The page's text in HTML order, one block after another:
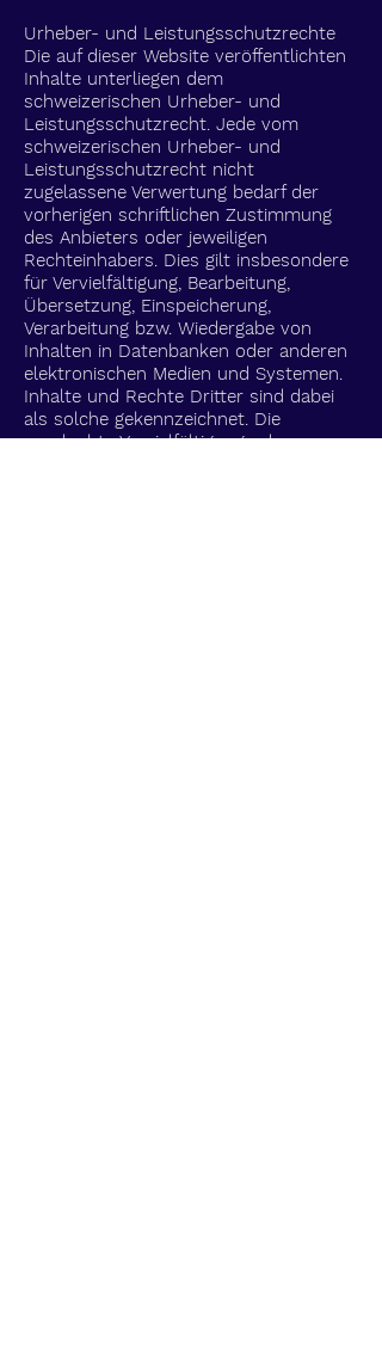
Urheber- und Leistungsschutzrechte
Die auf dieser Website veröffentlichten
Inhalte unterliegen dem
schweizerischen Urheber- und
Leistungsschutzrecht. Jede vom
schweizerischen Urheber- und
Leistungsschutzrecht nicht
zugelassene Verwertung bedarf der
vorherigen schriftlichen Zustimmung
des Anbieters oder jeweiligen
Rechteinhabers. Dies gilt insbesondere
für Vervielfältigung, Bearbeitung,
Übersetzung, Einspeicherung,
Verarbeitung bzw. Wiedergabe von
Inhalten in Datenbanken oder anderen
elektronischen Medien und Systemen.
Inhalte und Rechte Dritter sind dabei
als solche gekennzeichnet. Die
unerlaubte Vervielfältigung oder